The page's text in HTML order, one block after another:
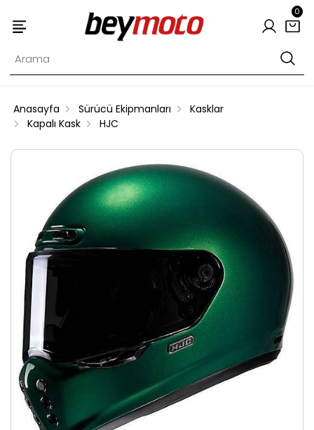
0
Anasayfa Sürücü Ekipmanları
Kasklar
Kapalı Kask
HJC